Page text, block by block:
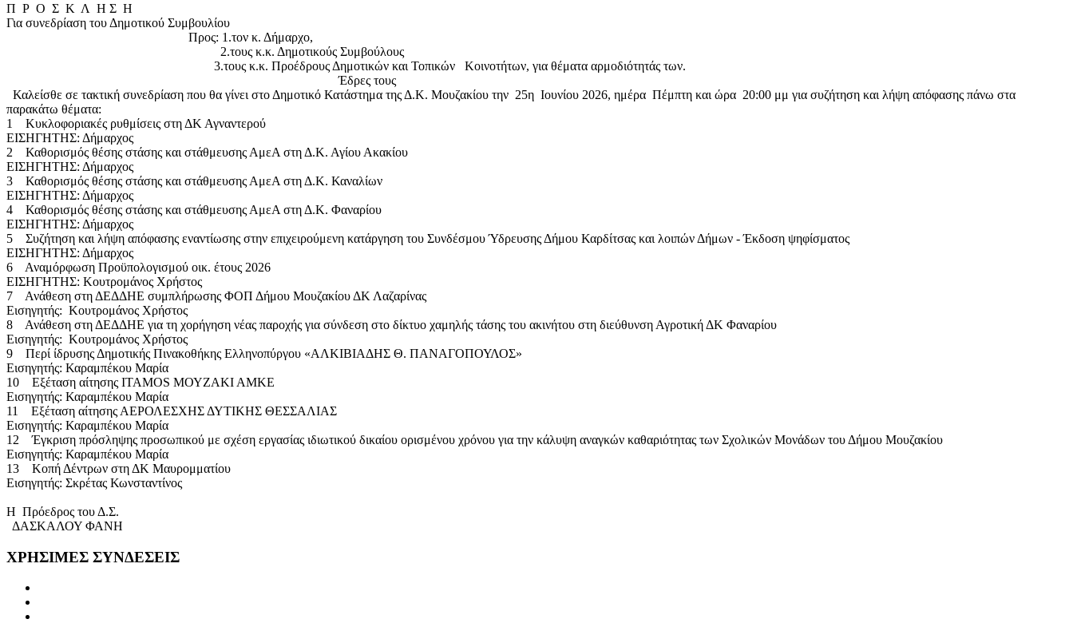
Π Ρ Ο Σ Κ Λ Η Σ Η
Για συνεδρίαση του Δημοτικού Συμβουλίου
Προς: 1.τον κ. Δήμαρχο,
2.τους κ.κ. Δημοτικούς Συμβούλους
3.τους κ.κ. Προέδρους Δημοτικών και Τοπικών Κοινοτήτων, για θέματα αρμοδιότητάς των.
Έδρες τους
Καλείσθε σε τακτική συνεδρίαση που θα γίνει στο Δημοτικό Κατάστημα της Δ.Κ. Μουζακίου την 25η Ιουνίου 2026, ημέρα Πέμπτη και ώρα 20:00 μμ για συζήτηση και λήψη απόφασης πάνω στα
παρακάτω θέματα:
1 Κυκλοφοριακές ρυθμίσεις στη ΔΚ Αγναντερού
ΕΙΣΗΓΗΤΗΣ: Δήμαρχος
2 Καθορισμός θέσης στάσης και στάθμευσης ΑμεΑ στη Δ.Κ. Αγίου Ακακίου
ΕΙΣΗΓΗΤΗΣ: Δήμαρχος
3 Καθορισμός θέσης στάσης και στάθμευσης ΑμεΑ στη Δ.Κ. Καναλίων
ΕΙΣΗΓΗΤΗΣ: Δήμαρχος
4 Καθορισμός θέσης στάσης και στάθμευσης ΑμεΑ στη Δ.Κ. Φαναρίου
ΕΙΣΗΓΗΤΗΣ: Δήμαρχος
5 Συζήτηση και λήψη απόφασης εναντίωσης στην επιχειρούμενη κατάργηση του Συνδέσμου Ύδρευσης Δήμου Καρδίτσας και λοιπών Δήμων - Έκδοση ψηφίσματος
ΕΙΣΗΓΗΤΗΣ: Δήμαρχος
6 Αναμόρφωση Προϋπολογισμού οικ. έτους 2026
ΕΙΣΗΓΗΤΗΣ: Κουτρομάνος Χρήστος
7 Ανάθεση στη ΔΕΔΔΗΕ συμπλήρωσης ΦΟΠ Δήμου Μουζακίου ΔΚ Λαζαρίνας
Εισηγητής: Κουτρομάνος Χρήστος
8 Ανάθεση στη ΔΕΔΔΗΕ για τη χορήγηση νέας παροχής για σύνδεση στο δίκτυο χαμηλής τάσης του ακινήτου στη διεύθυνση Αγροτική ΔΚ Φαναρίου
Εισηγητής: Κουτρομάνος Χρήστος
9 Περί ίδρυσης Δημοτικής Πινακοθήκης Ελληνοπύργου «ΑΛΚΙΒΙΑΔΗΣ Θ. ΠΑΝΑΓΟΠΟΥΛΟΣ»
Εισηγητής: Καραμπέκου Μαρία
10 Εξέταση αίτησης ΙΤΑΜΟS ΜΟΥΖΑΚΙ ΑΜΚΕ
Εισηγητής: Καραμπέκου Μαρία
11 Εξέταση αίτησης ΑΕΡΟΛΕΣΧΗΣ ΔΥΤΙΚΗΣ ΘΕΣΣΑΛΙΑΣ
Εισηγητής: Καραμπέκου Μαρία
12 Έγκριση πρόσληψης προσωπικού με σχέση εργασίας ιδιωτικού δικαίου ορισμένου χρόνου για την κάλυψη αναγκών καθαριότητας των Σχολικών Μονάδων του Δήμου Μουζακίου
Εισηγητής: Καραμπέκου Μαρία
13 Κοπή Δέντρων στη ΔΚ Μαυρομματίου
Εισηγητής: Σκρέτας Κωνσταντίνος
Η Πρόεδρος του Δ.Σ.
ΔΑΣΚΑΛΟΥ ΦΑΝΗ
ΧΡΗΣΙΜΕΣ ΣΥΝΔΕΣΕΙΣ